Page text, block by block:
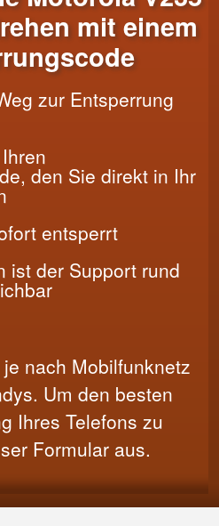
mit einem
zur Entsperrung
den Sie direkt in Ihr
entsperrt
ist der Support rund
nach Mobilfunknetz
Um den besten
Ihres Telefons zu
Formular aus.